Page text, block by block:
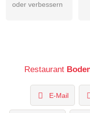
oder verbessern
Restaurant
E-Mail